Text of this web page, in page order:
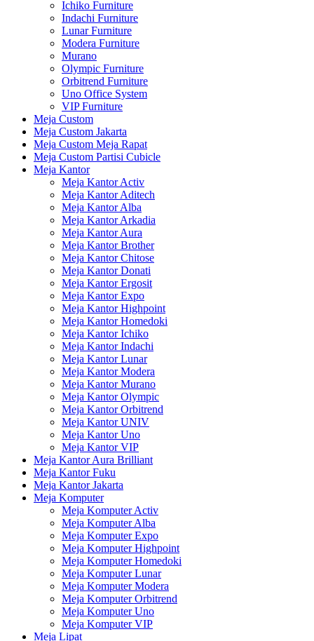
Ichiko Furniture
Indachi Furniture
Lunar Furniture
Modera Furniture
Murano
Olympic Furniture
Orbitrend Furniture
Uno Office System
VIP Furniture
Meja Custom
Meja Custom Jakarta
Meja Custom Meja Rapat
Meja Custom Partisi Cubicle
Meja Kantor
Meja Kantor Activ
Meja Kantor Aditech
Meja Kantor Alba
Meja Kantor Arkadia
Meja Kantor Aura
Meja Kantor Brother
Meja Kantor Chitose
Meja Kantor Donati
Meja Kantor Ergosit
Meja Kantor Expo
Meja Kantor Highpoint
Meja Kantor Homedoki
Meja Kantor Ichiko
Meja Kantor Indachi
Meja Kantor Lunar
Meja Kantor Modera
Meja Kantor Murano
Meja Kantor Olympic
Meja Kantor Orbitrend
Meja Kantor UNIV
Meja Kantor Uno
Meja Kantor VIP
Meja Kantor Aura Brilliant
Meja Kantor Fuku
Meja Kantor Jakarta
Meja Komputer
Meja Komputer Activ
Meja Komputer Alba
Meja Komputer Expo
Meja Komputer Highpoint
Meja Komputer Homedoki
Meja Komputer Lunar
Meja Komputer Modera
Meja Komputer Orbitrend
Meja Komputer Uno
Meja Komputer VIP
Meja Lipat